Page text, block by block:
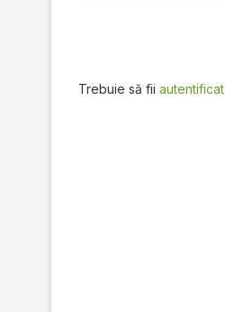
Trebuie să fii autentificat